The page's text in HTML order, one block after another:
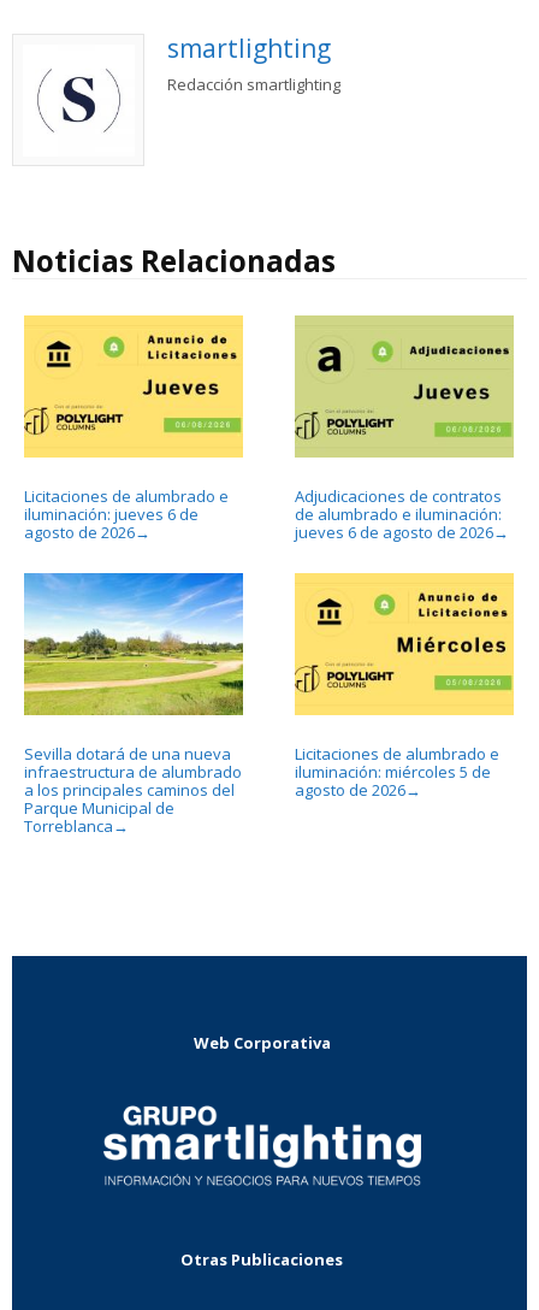
smartlighting
Redacción smartlighting
Noticias Relacionadas
Licitaciones de alumbrado e
iluminación: jueves 6 de
agosto de 2026→
Adjudicaciones de contratos
de alumbrado e iluminación:
jueves 6 de agosto de 2026→
Sevilla dotará de una nueva
infraestructura de alumbrado
a los principales caminos del
Parque Municipal de
Torreblanca →
Licitaciones de alumbrado e
iluminación: miércoles 5 de
agosto de 2026→
Web Corporativa
Otras Publicaciones